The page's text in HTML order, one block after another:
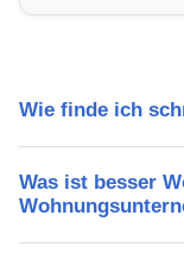
Wie finde ich
Was ist besser